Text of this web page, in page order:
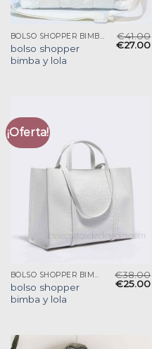
BOLSO SHOPPER BIMBA Y LOLA
bolso shopper
bimba y lola
€41.00
€27.00
¡Oferta!
BOLSO SHOPPER BIMBA Y LOLA
bolso shopper
bimba y lola
€38.00
€25.00